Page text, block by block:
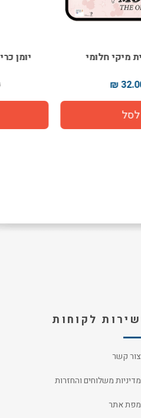
יומן כריכה קשה דגם מיקי
שירות לקוחות
צור קשר
מדיניות משלוחים והחזרות
מפת אתר